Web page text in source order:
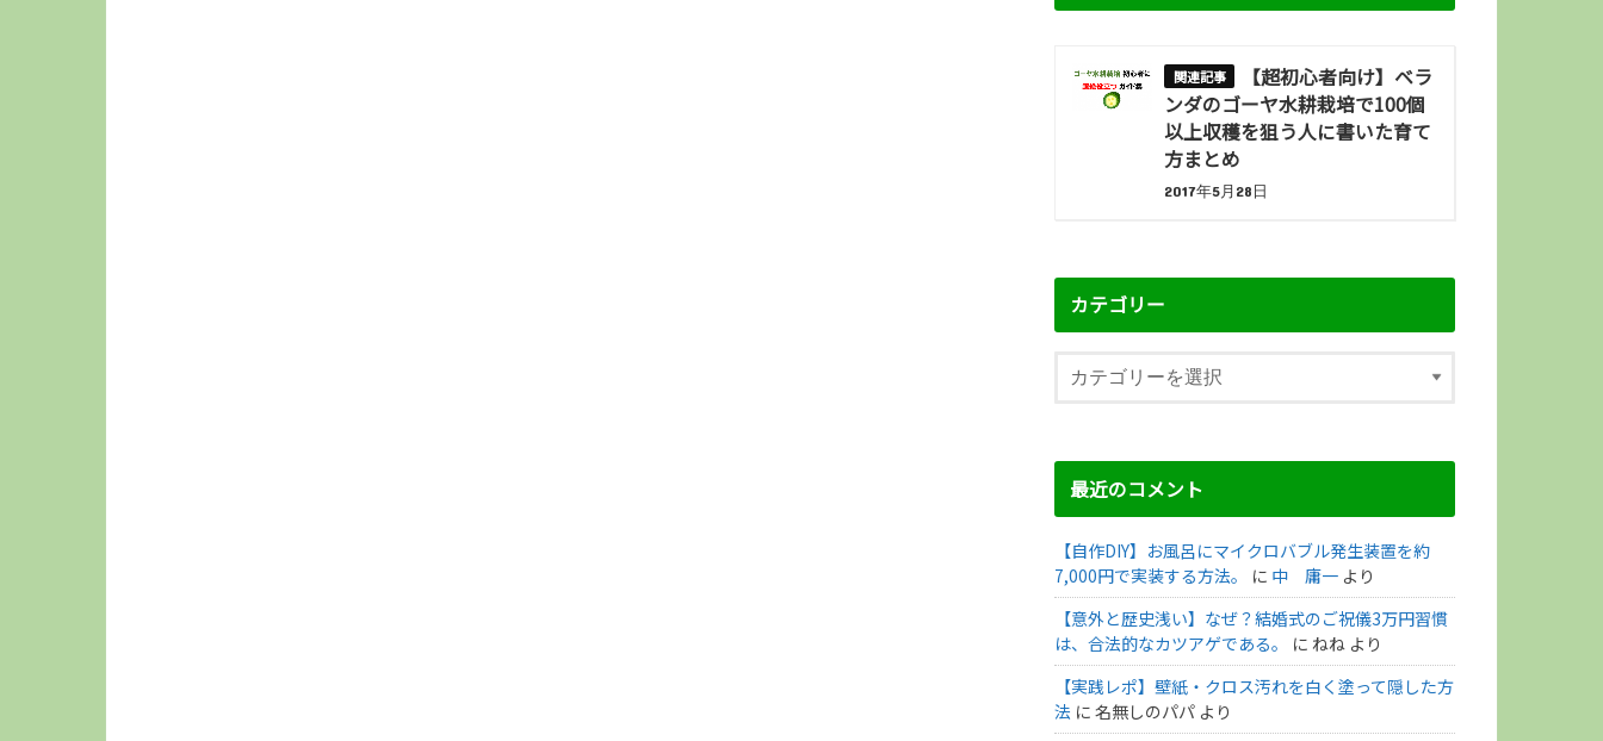
【超初心者向け】ベラ
ンダのゴーヤ水耕栽培で100個
以上収穫を狙う人に書いた育て
方まとめ
2017年5月28日
カテゴリー
最近のコメント
【自作DIY】お風呂にマイクロバブル発生装置を約
7,000円で実装する方法。
に 中 庸一 より
【意外と歴史浅い】なぜ？結婚式のご祝儀3万円習慣
は、合法的なカツアゲである。
に ねね より
【実践レポ】壁紙・クロス汚れを白く塗って隠した方
法 に 名無しのパパ より